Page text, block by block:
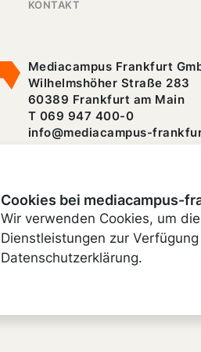
KONTAKT
Mediacampus Frankfurt
Wilhelmshöher Straße 283
60389 Frankfurt am Main
T 069 947 400-0
info@mediacampus-
Cookies bei mediacampus-
Wir verwenden Cookies, um
Dienstleistungen zur
Datenschutzerklärung.